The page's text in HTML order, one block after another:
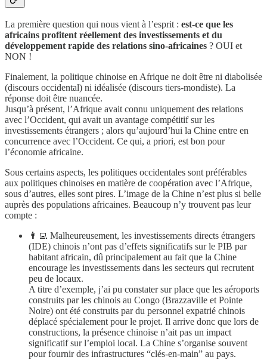
La première question qui nous vient à l’esprit : est-ce que les
africains profitent réellement des investissements et du
développement rapide des relations sino-africaines ? OUI et
NON !
Finalement, la politique chinoise en Afrique ne doit être ni diabolisée
(discours occidental) ni idéalisée (discours tiers-mondiste). La
réponse doit être nuancée.
Jusqu’à présent, l’Afrique avait connu uniquement des relations
avec l’Occident, qui avait un avantage compétitif sur les
investissements étrangers ; alors qu’aujourd’hui la Chine entre en
concurrence avec l’Occident. Ce qui, a priori, est bon pour
l’économie africaine.
Sous certains aspects, les politiques occidentales sont préférables
aux politiques chinoises en matière de coopération avec l’Afrique,
sous d’autres, elles sont pires. L’image de la Chine n’est plus si belle
auprès des populations africaines. Beaucoup n’y trouvent pas leur
compte :
👨‍💻 Malheureusement, les investissements directs étrangers
(IDE) chinois n’ont pas d’effets significatifs sur le PIB par
habitant africain, dû principalement au fait que la Chine
encourage les investissements dans les secteurs qui recrutent
peu de locaux.
A titre d’exemple, j’ai pu constater sur place que les aéroports
construits par les chinois au Congo (Brazzaville et Pointe
Noire) ont été construits par du personnel expatrié chinois
déplacé spécialement pour le projet. Il arrive donc que lors de
constructions, la présence chinoise n’ait pas un impact
significatif sur l’emploi local. La Chine s’organise souvent
pour fournir des infrastructures “clés-en-main” au pays.